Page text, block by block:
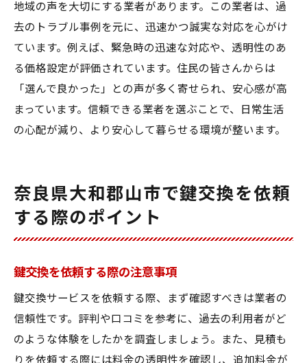
地域の声を大切にする業者があります。この業者は、過
去のトラブル事例を元に、迅速かつ誠実な対応を心がけ
ています。例えば、緊急時の迅速な対応や、透明性のあ
る価格設定が評価されています。住民の皆さんからは
「選んで良かった」との声が多く寄せられ、安心感が高
まっています。信頼できる業者を選ぶことで、日常生活
の心配が減り、より安心して暮らせる環境が整います。
奈良県大和郡山市で鍵交換を依頼
する際のポイント
鍵交換を依頼する際の注意事項
鍵交換サービスを依頼する際、まず確認すべきは業者の
信頼性です。評判や口コミを参考に、過去の利用者がど
のような体験をしたかを調査しましょう。また、見積も
りを依頼する際には料金の透明性を確認し、追加料金が